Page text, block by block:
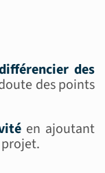
des
des points
en ajoutant